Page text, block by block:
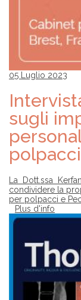
05 Luglio 2023
sugli
La Dott.ssa
condividere la
per polpacci e
Plus d'info